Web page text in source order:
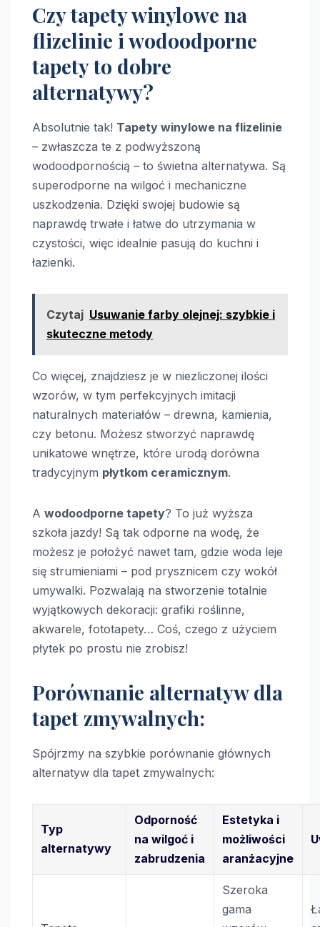
Czy tapety winylowe na
flizelinie i wodoodporne
tapety to dobre
alternatywy?
Absolutnie tak! Tapety winylowe na flizelinie
– zwłaszcza te z podwyższoną
wodoodpornością – to świetna alternatywa. Są
superodporne na wilgoć i mechaniczne
uszkodzenia. Dzięki swojej budowie są
naprawdę trwałe i łatwe do utrzymania w
czystości, więc idealnie pasują do kuchni i
łazienki.
Czytaj Usuwanie farby olejnej: szybkie i
skuteczne metody
Co więcej, znajdziesz je w niezliczonej ilości
wzorów, w tym perfekcyjnych imitacji
naturalnych materiałów – drewna, kamienia,
czy betonu. Możesz stworzyć naprawdę
unikatowe wnętrze, które urodą dorówna
tradycyjnym płytkom ceramicznym.
A wodoodporne tapety? To już wyższa
szkoła jazdy! Są tak odporne na wodę, że
możesz je położyć nawet tam, gdzie woda leje
się strumieniami – pod prysznicem czy wokół
umywalki. Pozwalają na stworzenie totalnie
wyjątkowych dekoracji: grafiki roślinne,
akwarele, fototapety… Coś, czego z użyciem
płytek po prostu nie zrobisz!
Porównanie alternatyw dla
tapet zmywalnych:
Spójrzmy na szybkie porównanie głównych
alternatyw dla tapet zmywalnych:
Typ
alternatywy
Odporność
na wilgoć i
zabrudzenia
Estetyka i
możliwości
aranżacyjne
Szeroka
gama